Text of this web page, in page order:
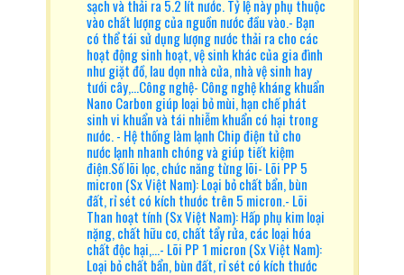
sạch và thải ra 5.2 lít nước. Tỷ lệ này phụ thuộc
vào chất lượng của nguồn nước đầu vào.- Bạn
có thể tái sử dụng lượng nước thải ra cho các
hoạt động sinh hoạt, vệ sinh khác của gia đình
như giặt đồ, lau dọn nhà cửa, nhà vệ sinh hay
tưới cây,…Công nghệ- Công nghệ kháng khuẩn
Nano Carbon giúp loại bỏ mùi, hạn chế phát
sinh vi khuẩn và tái nhiễm khuẩn có hại trong
nước. - Hệ thống làm lạnh Chip điện tử cho
nước lạnh nhanh chóng và giúp tiết kiệm
điện.Số lõi lọc, chức năng từng lõi- Lõi PP 5
micron (Sx Việt Nam): Loại bỏ chất bẩn, bùn
đất, rỉ sét có kích thước trên 5 micron.- Lõi
Than hoạt tính (Sx Việt Nam): Hấp phụ kim loại
nặng, chất hữu cơ, chất tẩy rửa, các loại hóa
chất độc hại,…- Lõi PP 1 micron (Sx Việt Nam):
Loại bỏ chất bẩn, bùn đất, rỉ sét có kích thước